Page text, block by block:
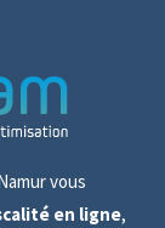
vous
en ligne,